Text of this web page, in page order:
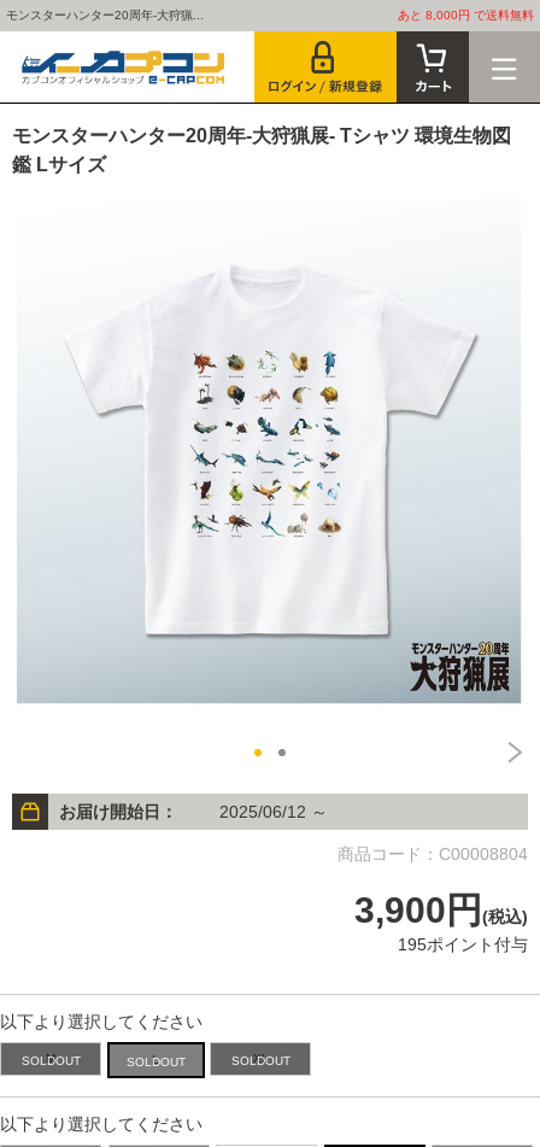
モンスターハンター20周年-大狩猟... あと 8,000円 で送料無料
モンスターハンター20周年-大狩猟展- Tシャツ 環境生物図
鑑 Lサイズ
お届け開始日： 2025/06/12 ～
商品コード：C00008804
3,900円 (税込)
195ポイント付与
以下より選択してください
M L XL
以下より選択してください